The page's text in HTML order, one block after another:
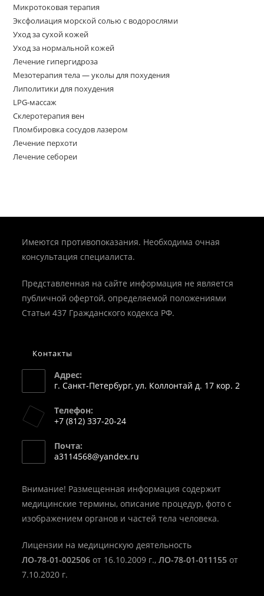
Микротоковая терапия
Эксфолиация морской солью с водорослями
Уход за сухой кожей
Уход за нормальной кожей
Лечение гипергидроза
Мезотерапия тела — уколы для похудения
Липолитики для похудения
LPG-массаж
Склеротерапия вен
Пломбировка сосудов лазером
Лечение перхоти
Лечение себореи
Имеются противопоказания. Необходима очная
консультация специалиста.
Представленная на сайте информация не является
публичной офертой, определяемой положениями
Статьи 437 Гражданского кодекса РФ.
Контакты
Адрес:
г. Санкт-Петербург, ул. Коллонтай д. 17 кор. 2
Телефон:
+7 (812) 337-20-24
в
вашем
Почта:
a3114568@yandex.ru
приложении
Внимание! Размещенная информация содержит
медицинские термины, описание процедур, фото с
изображением органов и частей тела человека.
Лицензии на медицинскую деятельность
ЛО-78-01-002506 от 16.10.2009 г.,ЛО-78-01-011155 от
7.10.2020 г.